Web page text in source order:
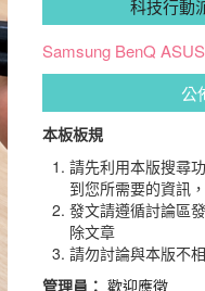
科技行動
Samsung BenQ ASUS
公
本板板規
請先利用本版搜尋
到您所需要的資訊
發文請遵循討論區
除文章
請勿討論與本版不
管理員： 歡迎應徵